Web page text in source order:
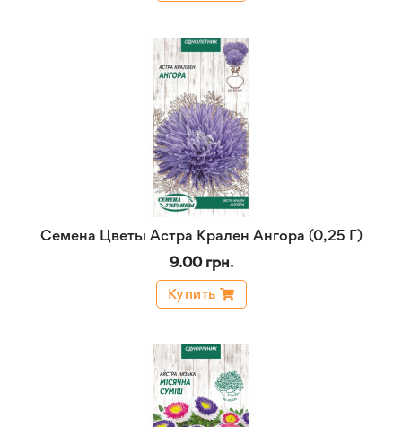
Семена Цветы Астра Крален Ангора (0,25 Г)
9.00 грн.
Купить